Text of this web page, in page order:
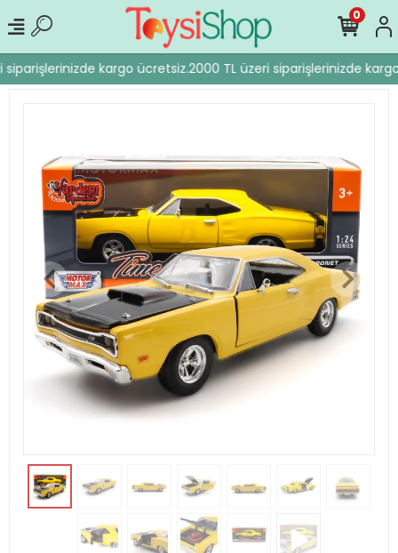
kargo ücretsiz.2000 TL üzeri siparişlerinizde
0